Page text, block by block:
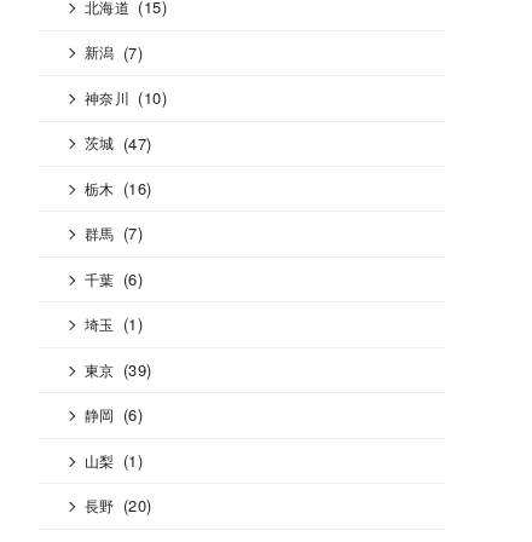
北海道 (15)
新潟 (7)
神奈川 (10)
茨城 (47)
栃木 (16)
群馬 (7)
千葉 (6)
埼玉 (1)
東京 (39)
静岡 (6)
山梨 (1)
長野 (20)